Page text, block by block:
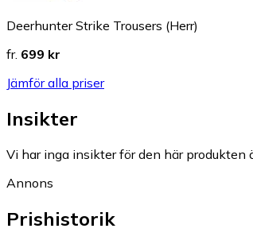
Deerhunter Strike Trousers (Herr)
fr. 699 kr
Jämför alla priser
Insikter
Vi har inga insikter för den här produkten
Annons
Prishistorik